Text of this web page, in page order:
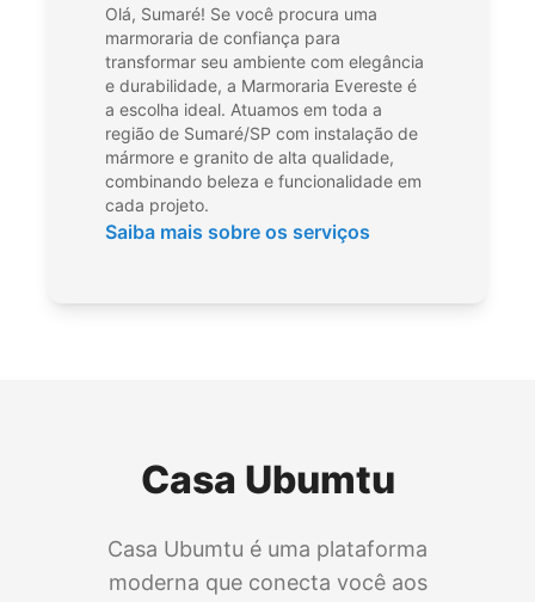
Olá, Sumaré! Se você procura uma
marmoraria de confiança para
transformar seu ambiente com elegância
e durabilidade, a Marmoraria Evereste é
a escolha ideal. Atuamos em toda a
região de Sumaré/SP com instalação de
mármore e granito de alta qualidade,
combinando beleza e funcionalidade em
cada projeto.
Saiba mais sobre os serviços
Casa Ubumtu
Casa Ubumtu é uma plataforma
moderna que conecta você aos